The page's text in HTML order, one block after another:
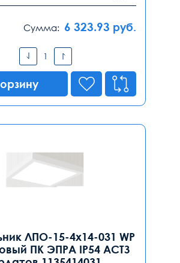
Сумма: 6 323.93 руб.
ЛПО-15-4х14-031 WP
ПК ЭПРА IP54 АСТЗ